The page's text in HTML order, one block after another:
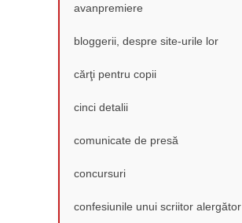
avanpremiere
bloggerii, despre site-urile lor
cărţi pentru copii
cinci detalii
comunicate de presă
concursuri
confesiunile unui scriitor alergător